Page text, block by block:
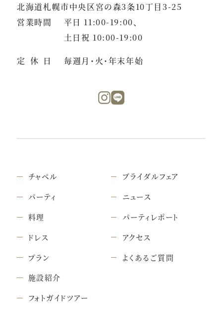
北海道札幌市中央区宮の森3条10丁目3-25
営業時間
平日 11:00-19:00、
土日祝 10:00-19:00
定休日 毎週月・火・年末年始
チャペル
パーティ
料理
ドレス
プラン
施設紹介
フォトガイドツアー
ブライダルフェア
ニュース
パーティレポート
アクセス
よくあるご質問